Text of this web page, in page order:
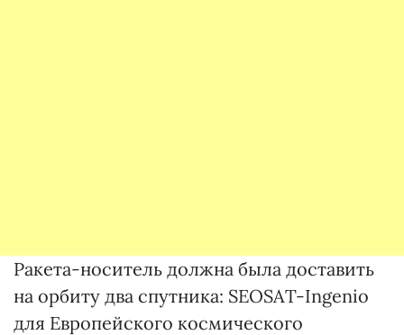
Ракета-носитель должна была доставить
на орбиту два спутника: SEOSAT-Ingenio
для Европейского космического